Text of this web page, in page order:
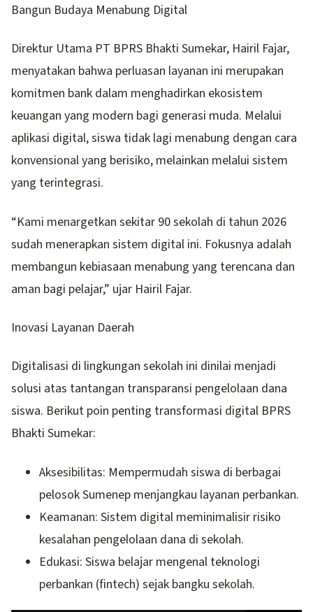
Bangun Budaya Menabung Digital
Direktur Utama PT BPRS Bhakti Sumekar, Hairil Fajar,
menyatakan bahwa perluasan layanan ini merupakan
komitmen bank dalam menghadirkan ekosistem
keuangan yang modern bagi generasi muda. Melalui
aplikasi digital, siswa tidak lagi menabung dengan cara
konvensional yang berisiko, melainkan melalui sistem
yang terintegrasi.
“Kami menargetkan sekitar 90 sekolah di tahun 2026
sudah menerapkan sistem digital ini. Fokusnya adalah
membangun kebiasaan menabung yang terencana dan
aman bagi pelajar,” ujar Hairil Fajar.
Inovasi Layanan Daerah
Digitalisasi di lingkungan sekolah ini dinilai menjadi
solusi atas tantangan transparansi pengelolaan dana
siswa. Berikut poin penting transformasi digital BPRS
Bhakti Sumekar:
Aksesibilitas: Mempermudah siswa di berbagai
pelosok Sumenep menjangkau layanan perbankan.
Keamanan: Sistem digital meminimalisir risiko
kesalahan pengelolaan dana di sekolah.
Edukasi: Siswa belajar mengenal teknologi
perbankan (fintech) sejak bangku sekolah.